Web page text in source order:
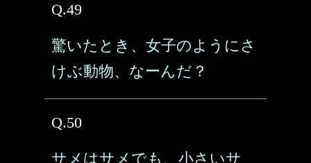
Q.49
驚いたとき、女子のようにさ
けぶ動物、なーんだ？
Q.50
サメはサメでも、小さいサ